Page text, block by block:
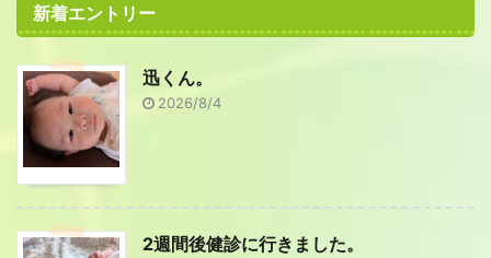
新着エントリー
迅くん。
2026/8/4
2週間後健診に行きました。